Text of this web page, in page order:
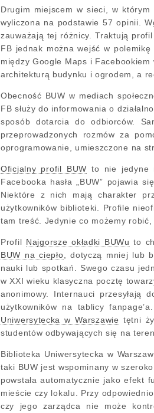
Drugim miejscem w sieci, w
wyliczona na podstawie 57 opinii.
zauważają tej różnicy. Traktują
FB jednak można wejść w
między Google Maps i
architekturą budynku i ogrodem, a
Obecność BUW w mediach
FB służy do informowania o
sposób dotarcia do odbiorców.
przeprowadzonych rozmów za
oprogramowanie, umieszczone na
Oficjalny profil BUW to nie jedyne
Facebooka hasła „BUW” pojawia
Niektóre z nich mają charakter
użytkowników biblioteki. Profile
tam treść. Jedynie co możemy
Profil Najgorsze okładki BUWu to
BUW na ciepło , dotyczą mniej lub
nauki lub spotkań. Swego czasu
w XXI wieku klasyczna pocztę
anonimowy. Internauci przesyłają
użytkowników na tablicy
Uniwersytecka w Warszawie tętni
studentów odbywających się na
Biblioteka Uniwersytecka w
taki BUW jest wspominany w
powstała automatycznie jako efekt
mieście czy lokalu. Przy
czy jego zarządca nie może